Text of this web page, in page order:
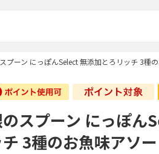
プーン にっぽんSelect 無添加とろリッチ 3種
スプーン にっぽん
チ 3種のお魚味アソ